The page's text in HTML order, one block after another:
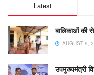
Latest
बालिकाओं की
AUGUST 9,
उपमुख्यमंत्री